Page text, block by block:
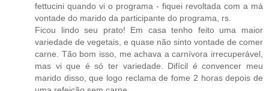
fettucini quando vi o programa - fiquei revoltada com a má
vontade do marido da participante do programa, rs.
Ficou lindo seu prato! Em casa tenho feito uma maior
variedade de vegetais, e quase não sinto vontade de comer
carne. Tão bom isso, me achava a carnívora irrecuperável,
mas vi que é só ter variedade. Difícil é convencer meu
marido disso, que logo reclama de fome 2 horas depois de